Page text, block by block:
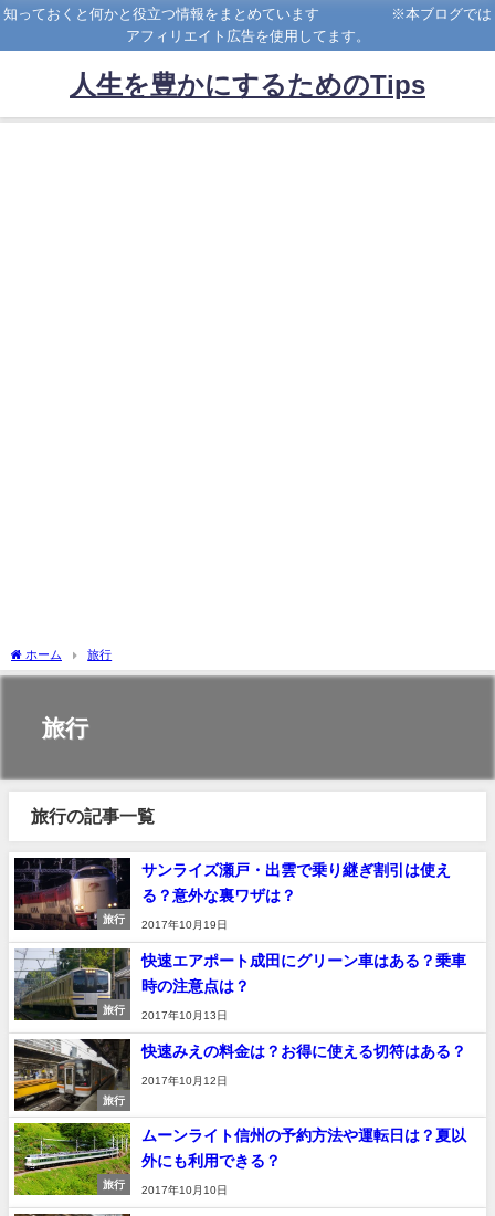
知っておくと何かと役立つ情報をまとめています ※本ブログでは
アフィリエイト広告を使用してます。
人生を豊かにするためのTips
ホーム 旅行
旅行
旅行の記事一覧
旅行
サンライズ瀬戸・出雲で乗り継ぎ割引は使え
る？意外な裏ワザは？
2017年10月19日
旅行
快速エアポート成田にグリーン車はある？乗車
時の注意点は？
2017年10月13日
旅行
快速みえの料金は？お得に使える切符はある？
2017年10月12日
旅行
ムーンライト信州の予約方法や運転日は？夏以
外にも利用できる？
2017年10月10日